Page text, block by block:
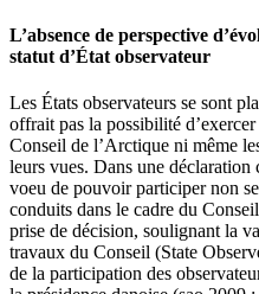
L’absence de perspective
statut d’État observateur
Les États observateurs se sont
offrait pas la possibilité
Conseil de l’Arctique ni même
leurs vues. Dans une
voeu de pouvoir participer non
conduits dans le cadre du
prise de décision, soulignant la
travaux du Conseil (State
de la participation des